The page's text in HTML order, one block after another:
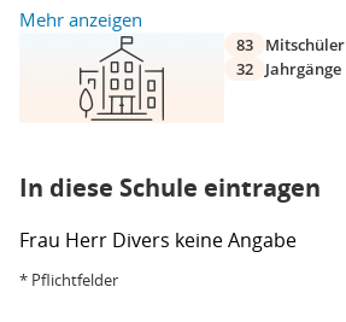
Mehr anzeigen
83
Mitschüler
32
Jahrgänge
In diese Schule eintragen
Frau Herr Divers keine Angabe
* Pflichtfelder